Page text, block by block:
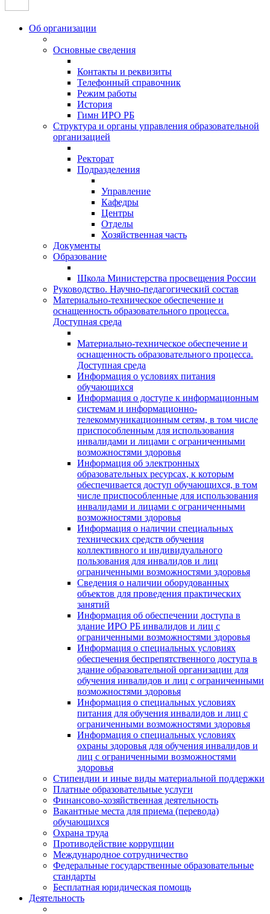
Об организации
Основные сведения
Контакты и реквизиты
Телефонный справочник
Режим работы
История
Гимн ИРО РБ
Структура и органы управления образовательной
организацией
Ректорат
Подразделения
Управление
Кафедры
Центры
Отделы
Хозяйственная часть
Документы
Образование
Школа Министерства просвещения России
Руководство. Научно-педагогический состав
Материально-техническое обеспечение и
оснащенность образовательного процесса.
Доступная среда
Материально-техническое обеспечение и
оснащенность образовательного процесса.
Доступная среда
Информация о условиях питания
обучающихся
Информация о доступе к информационным
системам и информационно-
телекоммуникационным сетям, в том числе
приспособленным для использования
инвалидами и лицами с ограниченными
возможностями здоровья
Информация об электронных
образовательных ресурсах, к которым
обеспечивается доступ обучающихся, в том
числе приспособленные для использования
инвалидами и лицами с ограниченными
возможностями здоровья
Информация о наличии специальных
технических средств обучения
коллективного и индивидуального
пользования для инвалидов и лиц
ограниченными возможностями здоровья
Сведения о наличии оборудованных
объектов для проведения практических
занятий
Информация об обеспечении доступа в
здание ИРО РБ инвалидов и лиц с
ограниченными возможностями здоровья
Информация о специальных условиях
обеспечения беспрепятственного доступа в
здание образовательной организации для
обучения инвалидов и лиц с ограниченными
возможностями здоровья
Информация о специальных условиях
питания для обучения инвалидов и лиц с
ограниченными возможностями здоровья
Информация о специальных условиях
охраны здоровья для обучения инвалидов и
лиц с ограниченными возможностями
здоровья
Стипендии и иные виды материальной поддержки
Платные образовательные услуги
Финансово-хозяйственная деятельность
Вакантные места для приема (перевода)
обучающихся
Охрана труда
Противодействие коррупции
Международное сотрудничество
Федеральные государственные образовательные
стандарты
Бесплатная юридическая помощь
Деятельность